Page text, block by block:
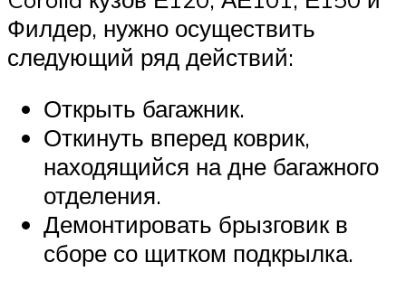
Филдер, нужно осуществить
следующий ряд действий:
Открыть багажник.
Откинуть вперед коврик,
находящийся на дне багажного
отделения.
Демонтировать брызговик в
сборе со щитком подкрылка.